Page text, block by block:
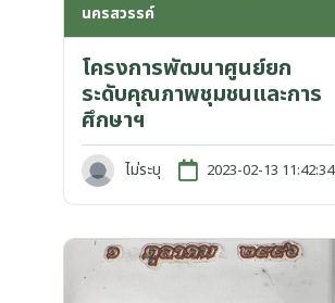
นครสวรรค์
โครงการพัฒนาศูนย์ยก
ระดับคุณภาพชุมชนและการ
ศึกษาฯ
ไม่ระบุ 2023-02-13 11:42:34